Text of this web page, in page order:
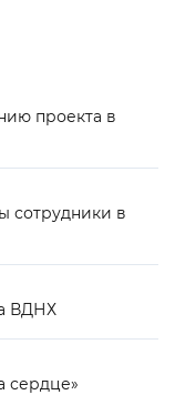
проекта в
сотрудники в
ВДНХ
сердце»